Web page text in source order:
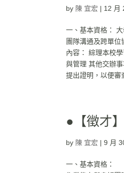
by 陳 宜宏 | 12 月
一、基本資格：
團隊溝通及跨單
內容： 綜理本校
與管理 其他交辦
提出證明，以便審
●【徵才
by 陳 宜宏 |9 月
一、基本資格：